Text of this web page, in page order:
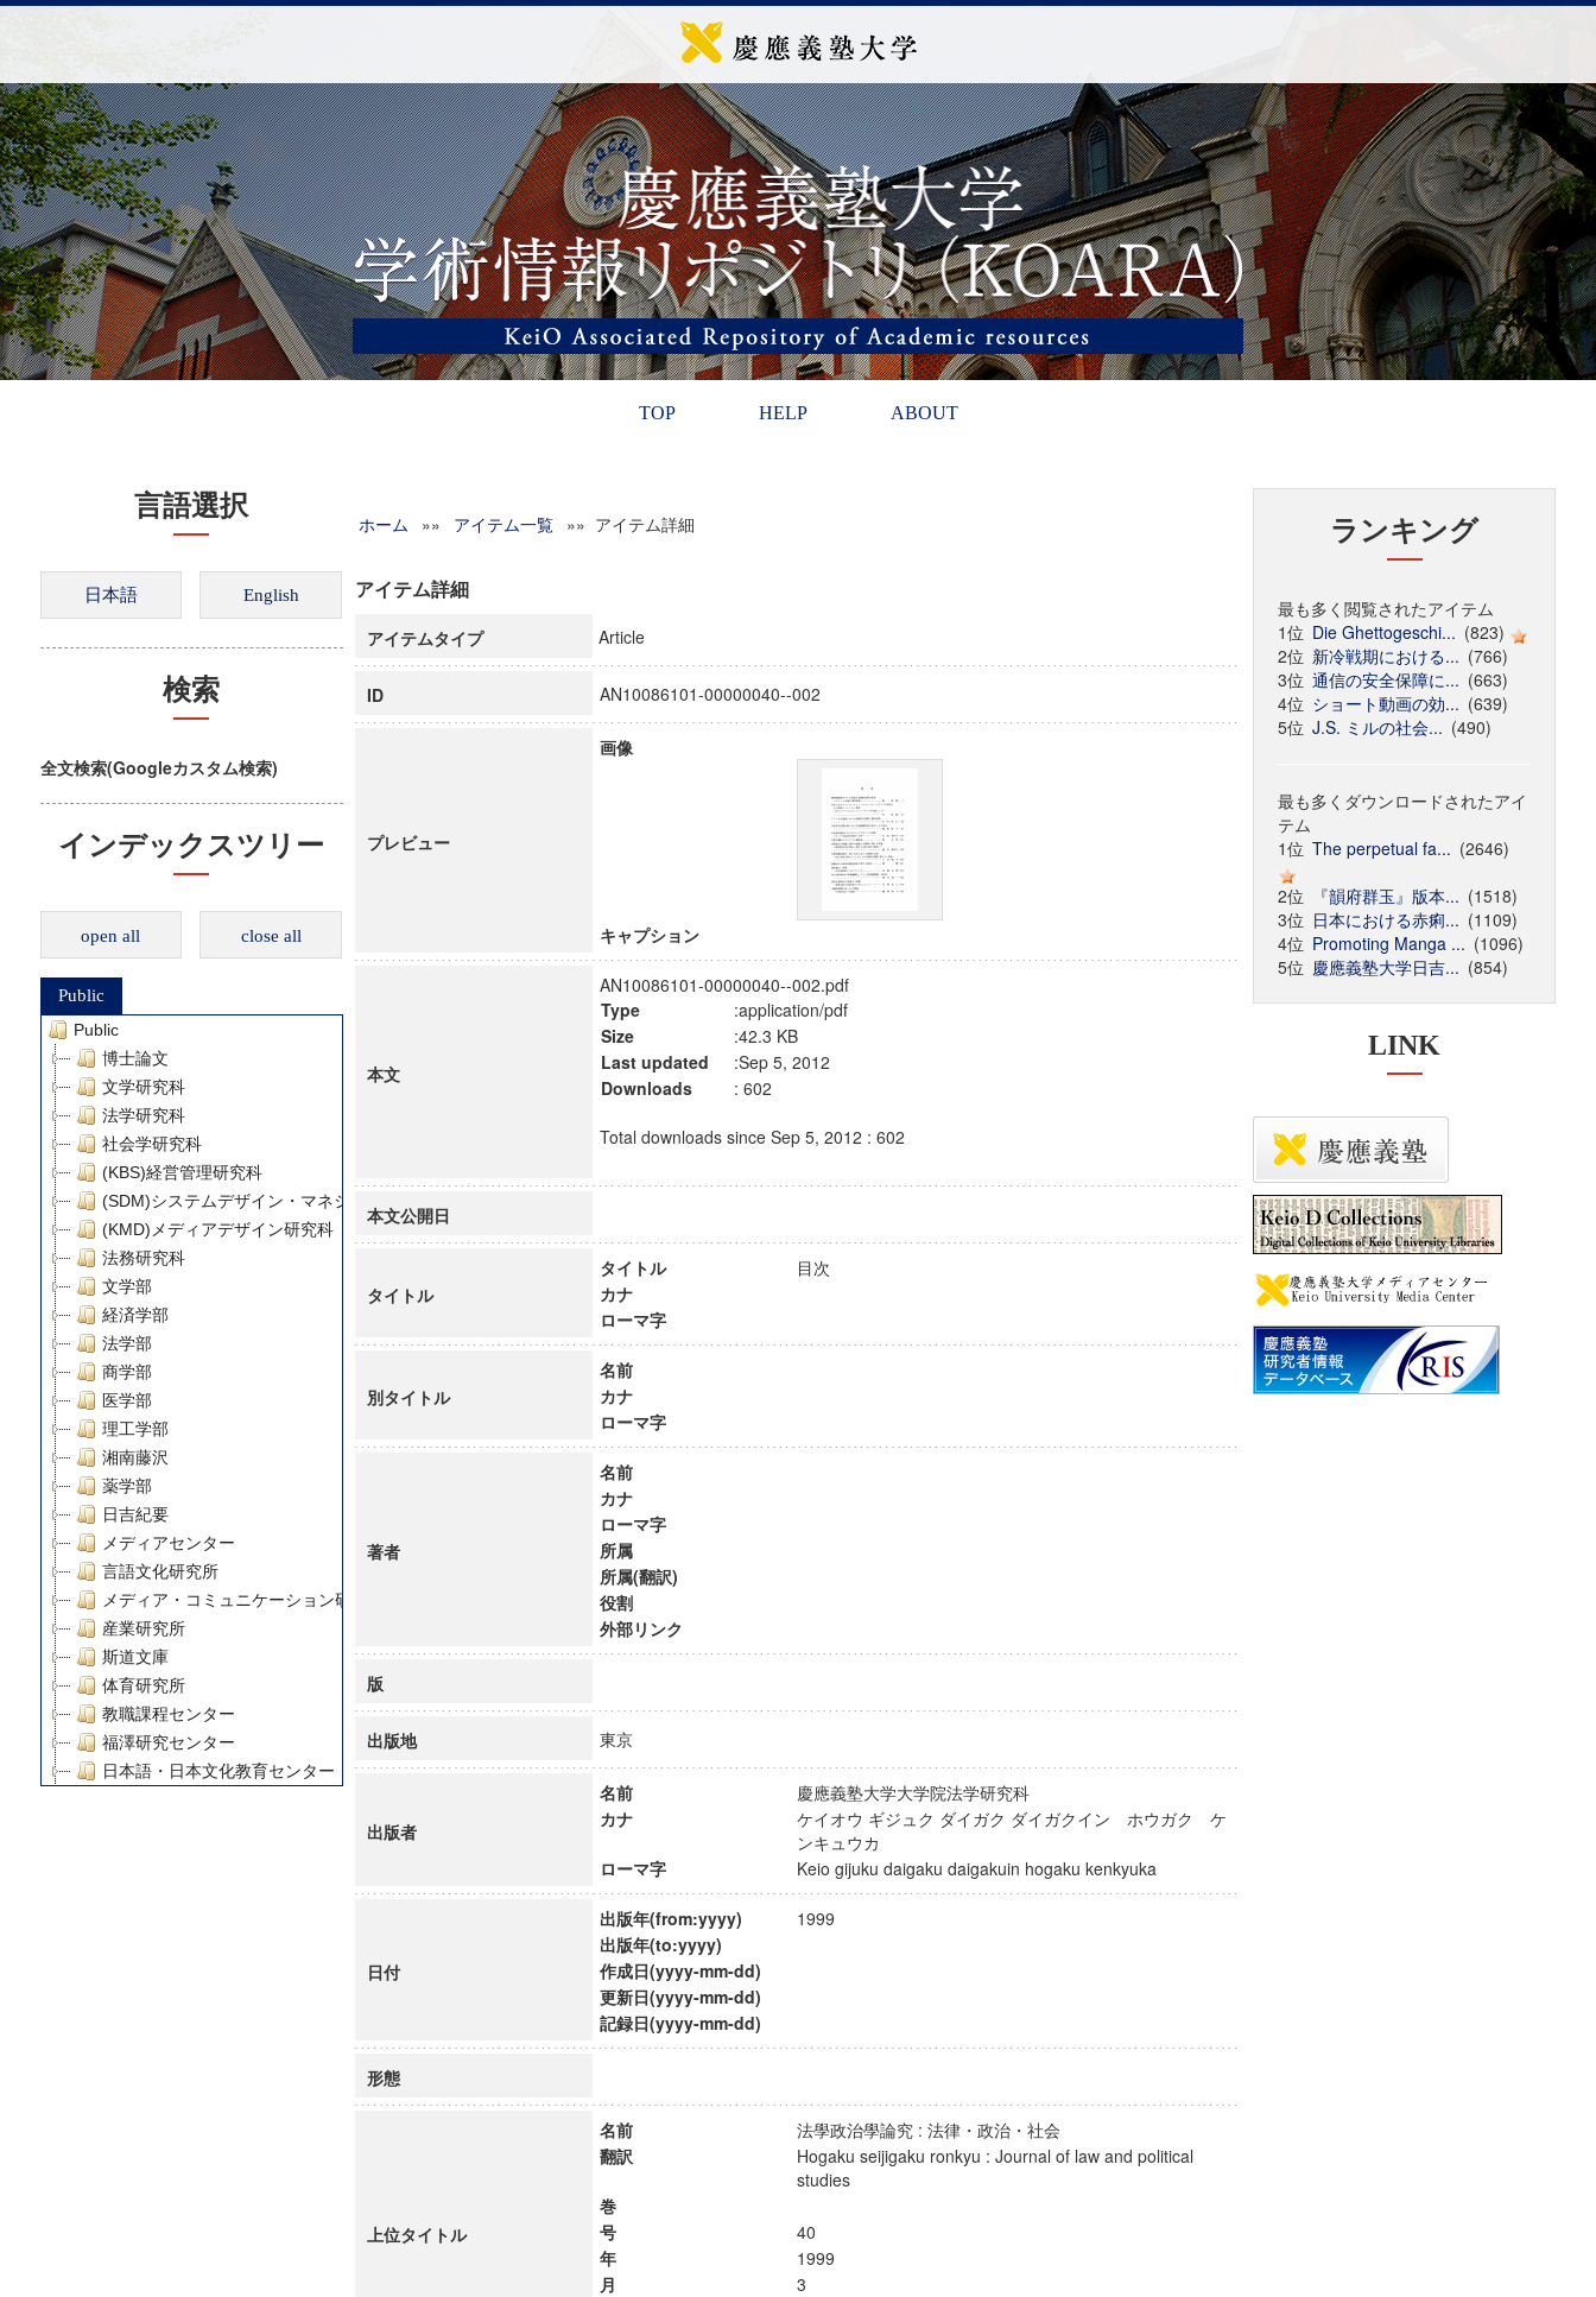
TOP HELP ABOUT
言語選択
検索
全文検索(Googleカスタム検索)
インデックスツリー
open all close all
Public
Public
博士論文
文学研究科
法学研究科
社会学研究科
(KBS)経営管理研究科
(SDM)システムデザイン・マネジメント研究科
(KMD)メディアデザイン研究科
法務研究科
文学部
経済学部
法学部
商学部
医学部
理工学部
湘南藤沢
薬学部
日吉紀要
メディアセンター
言語文化研究所
メディア・コミュニケーション研究所
産業研究所
斯道文庫
体育研究所
教職課程センター
福澤研究センター
日本語・日本文化教育センター
慶應義塾大学グローバルCOEプログラム市民社会ガバナンス教育研究センター
慶應義塾大学グローバルCOEプログラム論理と感性の先端的教育研究拠点
ホーム »» アイテム一覧 »» アイテム詳細
アイテム詳細
アイテムタイプ Article
ID AN10086101-00000040--002
プレビュー
画像
キャプション
本文
AN10086101-00000040--002.pdf
Type
:application/pdf
Size
:42.3 KB
Last updated
:Sep 5, 2012
Downloads
: 602
Total downloads since Sep 5, 2012 : 602
本文公開日
タイトル
タイトル
目次
カナ
ローマ字
別タイトル
名前
カナ
ローマ字
著者
名前
カナ
ローマ字
所属
所属(翻訳)
役割
外部リンク
版
出版地 東京
出版者
名前
慶應義塾大学大学院法学研究科
カナ
ケイオウ ギジュク ダイガク ダイガクイン ホウガク ケ
ンキュウカ
ローマ字
Keio gijuku daigaku daigakuin hogaku kenkyuka
日付
出版年(from:yyyy)
1999
出版年(to:yyyy)
作成日(yyyy-mm-dd)
更新日(yyyy-mm-dd)
記録日(yyyy-mm-dd)
形態
上位タイトル
名前
法學政治學論究 : 法律・政治・社会
翻訳
Hogaku seijigaku ronkyu : Journal of law and political
studies
巻
号
40
年
1999
月
3
ランキング
最も多く閲覧されたアイテム
1位 Die Ghettogeschi... (823)
2位 新冷戦期における... (766)
3位 通信の安全保障に... (663)
4位 ショート動画の効... (639)
5位 J.S. ミルの社会... (490)
最も多くダウンロードされたアイ
テム
1位 The perpetual fa... (2646)
2位
『韻府群玉』版本... (1518)
3位 日本における赤痢... (1109)
4位 Promoting Manga ... (1096)
5位 慶應義塾大学日吉... (854)
LINK